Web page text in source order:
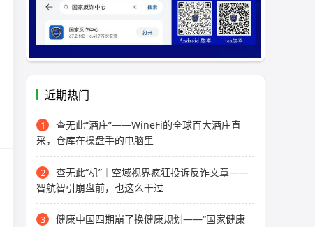
近期热门
1
查无此“酒庄”——WineFi的全球百大酒庄直
采，仓库在操盘手的电脑里
2
查无此“机”｜空域视界疯狂投诉反诈文章——
智航智引崩盘前，也这么干过
3
健康中国四期崩了换健康规划——“国家健康